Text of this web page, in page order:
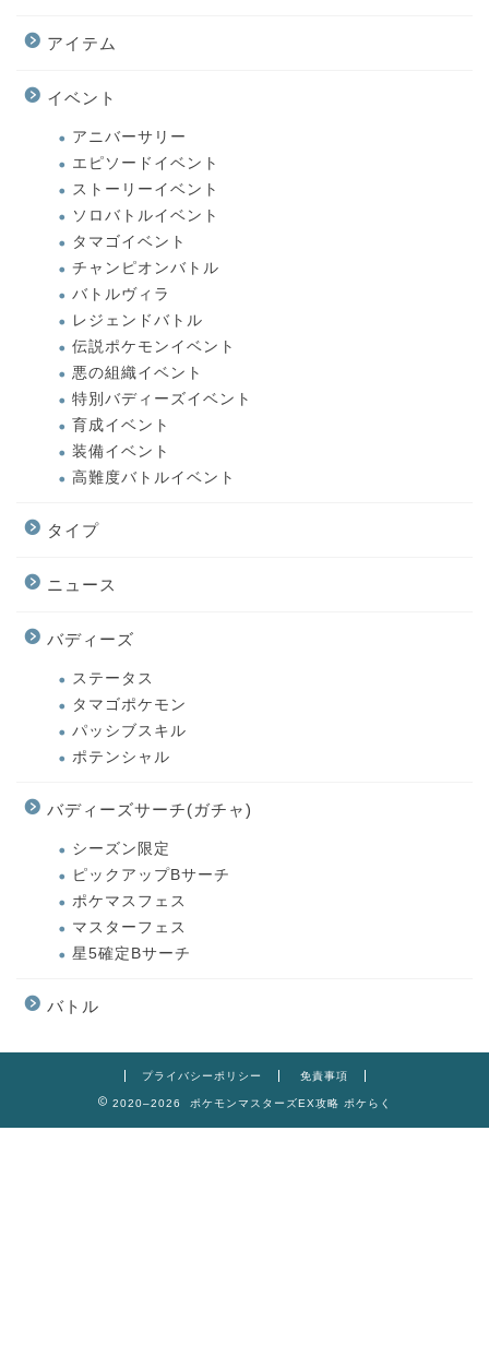
アイテム
イベント
アニバーサリー
エピソードイベント
ストーリーイベント
ソロバトルイベント
タマゴイベント
チャンピオンバトル
バトルヴィラ
レジェンドバトル
伝説ポケモンイベント
悪の組織イベント
特別バディーズイベント
育成イベント
装備イベント
高難度バトルイベント
タイプ
ニュース
バディーズ
ステータス
タマゴポケモン
パッシブスキル
ポテンシャル
バディーズサーチ(ガチャ)
シーズン限定
ピックアップBサーチ
ポケマスフェス
マスターフェス
星5確定Bサーチ
バトル
プライバシーポリシー 免責事項
2020–2026 ポケモンマスターズEX攻略 ポケらく